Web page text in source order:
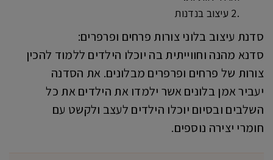
.2 עיצוב בנדנות
סדנת עיצוב בלוני צורות פרחים ופרפרים:
סדנא מהנה וחווייתית בה יוכלו הילדים ללמוד להכין
צורות של פרחים ופרפרים מבלונים. את הסדנה
יעביר אמן בלונים אשר ילמדו את הילדים את כל
השלבים ובסיום יוכלו הילדים לעצב ולקשט עם
חומרי יצירה נוספים.